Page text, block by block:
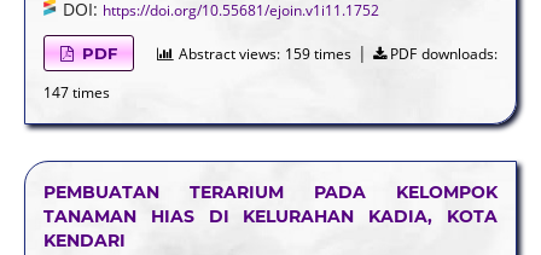
DOI: https://doi.org/10.55681/ejoin.v1i11.1752
PDF Abstract views: 159 times |
PDF downloads:
147 times
PEMBUATAN TERARIUM PADA KELOMPOK
TANAMAN HIAS DI KELURAHAN KADIA, KOTA
KENDARI